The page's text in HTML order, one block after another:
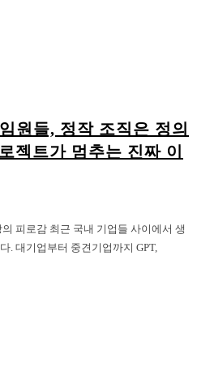
원들, 정작 조직은 정의
젝트가 멈추는 진짜 이
들 사이에서 생
. 대기업부터 중견기업까지 GPT,